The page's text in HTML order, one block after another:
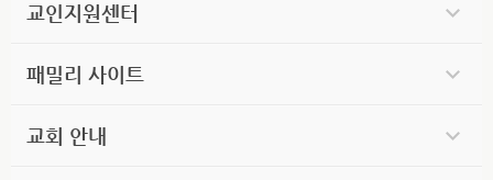
교인지원센터
패밀리 사이트
교회 안내